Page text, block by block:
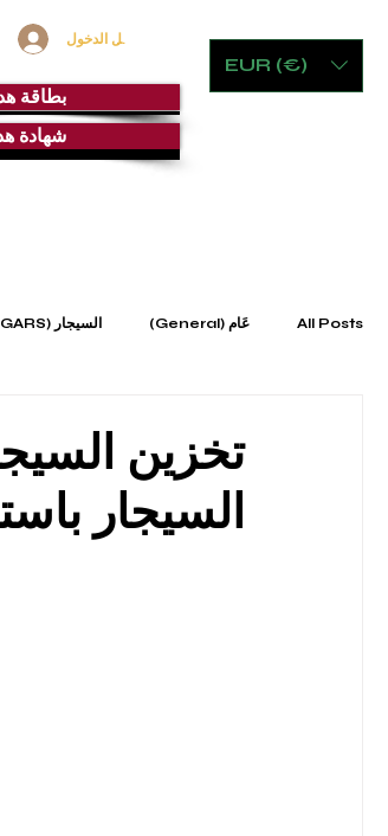
تسجيل الدخول
بطاقة
شهادة
EUR (€)
All Posts عَام (General) السيجار (CIGARS)
تخزين
السيجار